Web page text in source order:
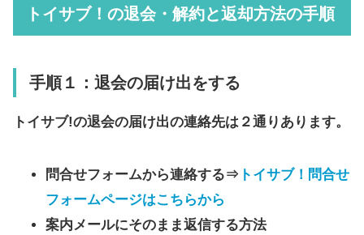
トイサブ！の退会・解約と返却方法の手順
手順１：退会の届け出をする
トイサブ!の退会の届け出の連絡先は２通りあります。
問合せフォームから連絡する⇒ トイサブ！問合せ
フォームページはこちらから
案内メールにそのまま返信する方法